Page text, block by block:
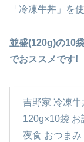
「冷凍牛丼」を
並盛(120g)の10
でおススメです!
吉野家 冷凍牛
120g×10袋 お
夜食 おつまみ